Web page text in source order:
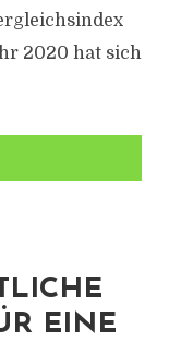
2020 hat sich
EINE